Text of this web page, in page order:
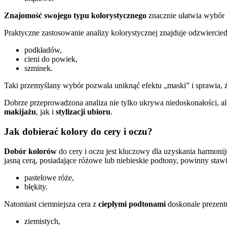
Znajomość swojego typu kolorystycznego znacznie ułatwia
Praktyczne zastosowanie analizy kolorystycznej znajduje
podkładów,
cieni do powiek,
szminek.
Taki przemyślany wybór pozwala uniknąć efektu „maski” i sprawia,
Dobrze przeprowadzona analiza nie tylko ukrywa niedoskonałości,
makijażu, jak i stylizacji ubioru.
Jak dobierać kolory do cery i oczu?
Dobór kolorów do cery i oczu jest kluczowy dla uzyskania
jasną cerą, posiadające różowe lub niebieskie podtony, powinny
pastelowe róże,
błękity.
Natomiast ciemniejsza cera z ciepłymi podtonami doskonale
ziemistych,